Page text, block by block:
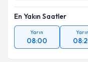
En Yakın Saatler
Yarın
08:00
Yarın